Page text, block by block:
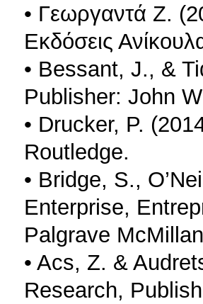
• Γεωργαντά Ζ.
Εκδόσεις
• Bessant, J., &
Publisher: John
• Drucker, P.
Routledge.
• Bridge, S.,
Enterprise,
Palgrave
• Acs, Z. &
Research,